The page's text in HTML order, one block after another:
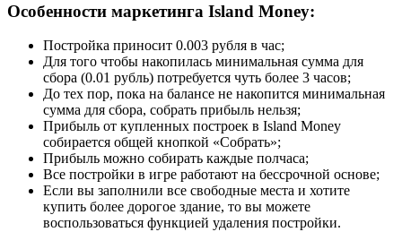
Особенности маркетинга Island Money:
Постройка приносит 0.003 рубля в час;
Для того чтобы накопилась минимальная сумма для
сбора (0.01 рубль) потребуется чуть более 3 часов;
До тех пор, пока на балансе не накопится минимальная
сумма для сбора, собрать прибыль нельзя;
Прибыль от купленных построек в Island Money
собирается общей кнопкой «Собрать»;
Прибыль можно собирать каждые полчаса;
Все постройки в игре работают на бессрочной основе;
Если вы заполнили все свободные места и хотите
купить более дорогое здание, то вы можете
воспользоваться функцией удаления постройки.